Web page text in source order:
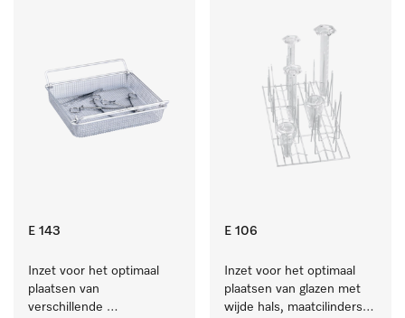
E 143
Inzet voor het optimaal
plaatsen van
verschillende
E 106
Inzet voor het optimaal
plaatsen van glazen met
wijde hals, maatcilinders